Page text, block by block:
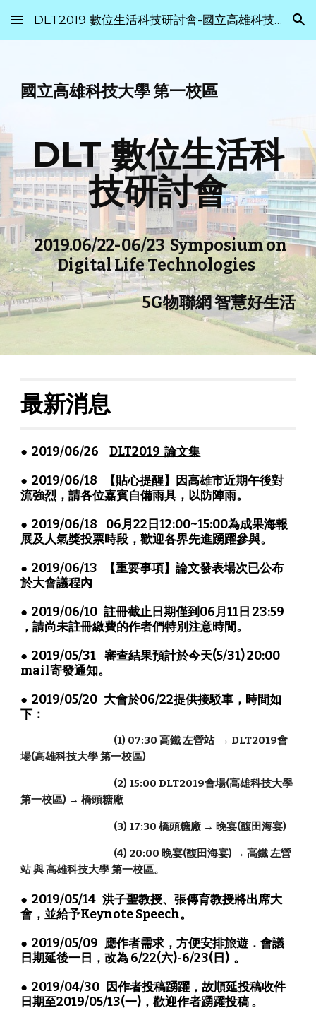
Skip to main content Skip to navigation
DLT2019 數位生活科技研討會-國立高雄科技大學
國立高雄科技大學 第一校區
DLT 數位生活科
技研討會
   2019.06/22-06/23  Symposium on
Digital Life Technologies
5G物聯網 智慧好生活
最新消息
●  2019/06/26 DLT2019  論文集
●  2019/06/18   【貼心提醒】因高雄市近期午後對
流強烈，請各位嘉賓自備雨具，以防陣雨。
●  2019/06/18    06月22日12:00~15:00為成果海報
展及人氣獎投票時段，歡迎各界先進踴躍參與。
●  2019/06/13   【重要事項】論文發表場次已公布
於大會議程內
●  2019/06/10   註冊截止日期僅到06月11日 23:59
，請尚未註冊繳費的作者們特別注意時間。
●  2019/05/31    審查結果預計於今天(5/31) 20:00
mail寄發通知。
●  2019/05/20   大會於06/22提供接駁車，時間如
下：
場(高雄科技大學 第一校區)
第一校區) → 橋頭糖廠
                                            (3) 17:30 橋頭糖廠 → 晚宴(馥田海宴)
站 與 高雄科技大學 第一校區。
●  2019/05/14   洪子聖教授、張傳育教授將出席大
會，並給予Keynote Speech。
●  2019/05/09   應作者需求，方便安排旅遊．會議
日期延後一日，改為 6/22(六)-6/23(日)  。
●  2019/04/30   因作者投稿踴躍，故順延投稿收件
日期至2019/05/13(一)，歡迎作者踴躍投稿 。